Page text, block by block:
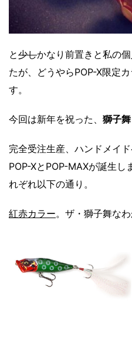
と少しかなり前置きと私の
たが、どうやらPOP-X限定
す。
今回は新年を祝った、 獅子舞
完全受注生産、ハンドメイ
POP-XとPOP-MAXが誕生
れぞれ以下の通り。
紅赤カラー。ザ・獅子舞な